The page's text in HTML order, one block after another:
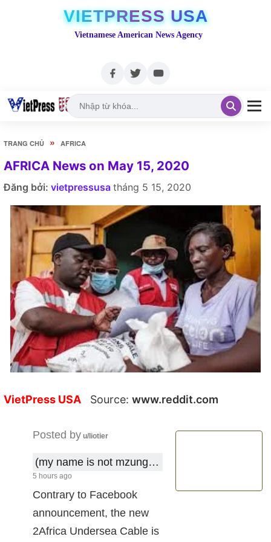
VIETPRESS USA
Vietnamese American News Agency
TRANG CHỦ » AFRICA
AFRICA News on May 15, 2020
Đăng bởi: vietpressusa tháng 5 15, 2020
VietPress USA Source: www.reddit.com
Posted by u/liotier
(my name is not mzungu !)
5 hours ago
Contrary to Facebook
announcement, the new
2Africa Undersea Cable is